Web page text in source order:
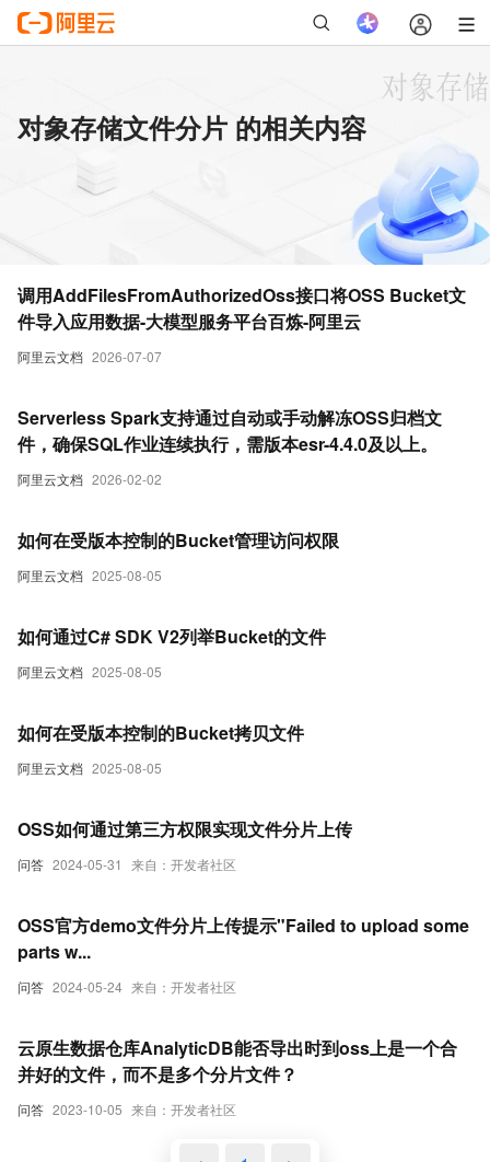
对象存储文件分片 的相关内容
阿里云文档 2026-07-07
调用AddFilesFromAuthorizedOss接口将OSS Bucket文
件导入应用数据-大模型服务平台百炼-阿里云
阿里云文档 2026-02-02
Serverless Spark支持通过自动或手动解冻OSS归档文
件，确保SQL作业连续执行，需版本esr-4.4.0及以上。
阿里云文档 2025-08-05
如何在受版本控制的Bucket管理访问权限
阿里云文档 2025-08-05
如何通过C# SDK V2列举Bucket的文件
阿里云文档 2025-08-05
如何在受版本控制的Bucket拷贝文件
问答 2024-05-31 来自：开发者社区
OSS如何通过第三方权限实现文件分片上传
问答 2024-05-24 来自：开发者社区
OSS官方demo文件分片上传提示"Failed to upload some
parts w...
问答 2023-10-05 来自：开发者社区
云原生数据仓库AnalyticDB能否导出时到oss上是一个合
并好的文件，而不是多个分片文件？